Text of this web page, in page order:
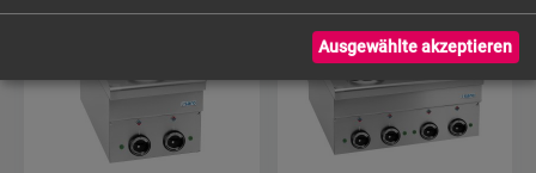
Ausgewählte akzeptieren